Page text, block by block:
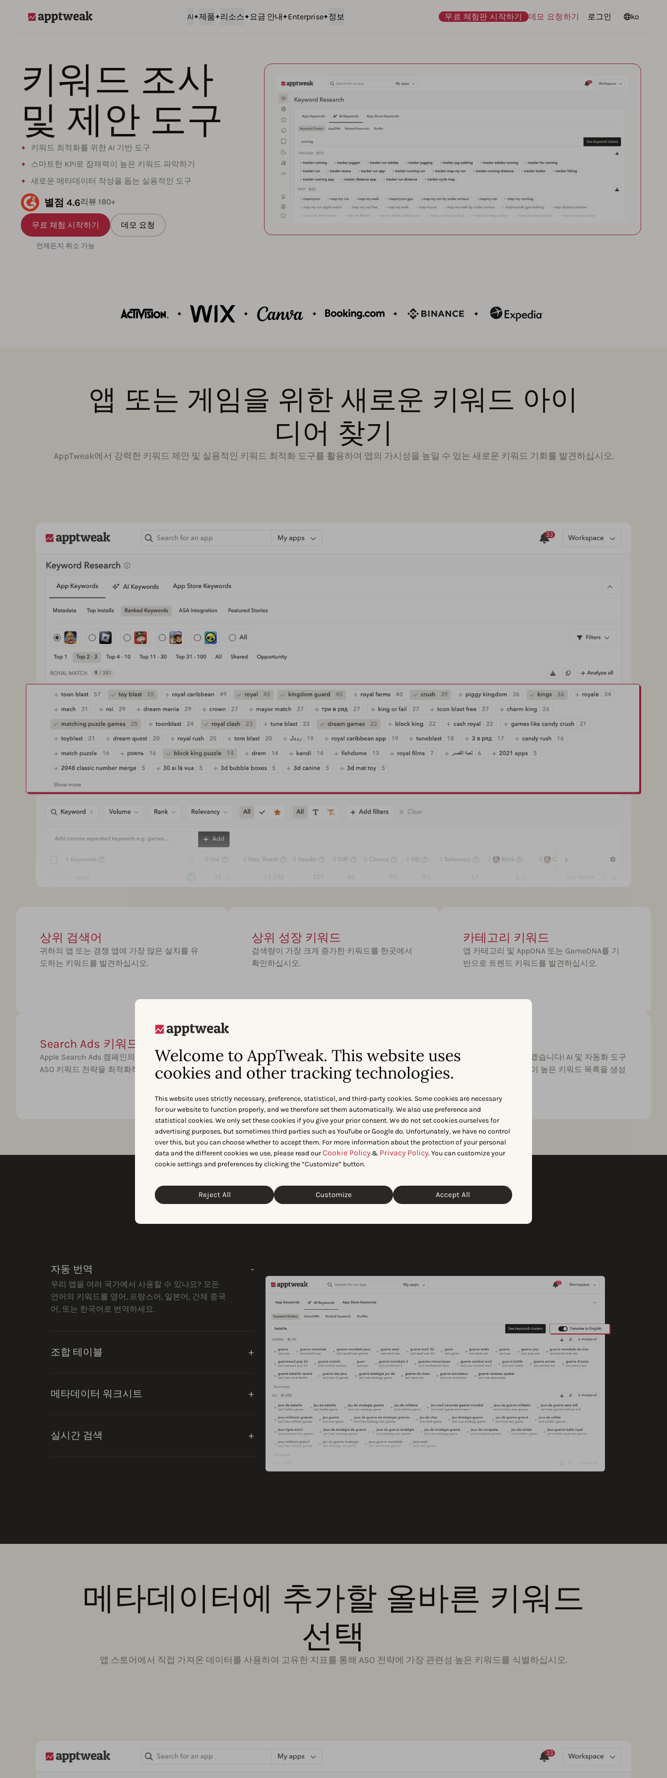
Welcome to AppTweak. This website uses
cookies and other tracking technologies.
This website uses strictly necessary, preference, statistical, and third-party cookies. Some cookies are necessary
for our website to function properly, and we therefore set them automatically. We also use preference and
statistical cookies. We only set these cookies if you give your prior consent. We do not set cookies ourselves for
advertising purposes, but sometimes third parties such as YouTube or Google do. Unfortunately, we have no control
over this, but you can choose whether to accept them. For more information about the protection of your personal
data and the different cookies we use, please read ourCookie Policy & Privacy Policy. You can customize your
cookie settings and preferences by clicking the “Customize” button.
Reject All Customize Accept All
AI 제품 리소스 요금 안내 Enterprise 정보 무료 체험판 시작하기 데모 요청하기 로그인 언어
ko
키워드 조사
및 제안 도구
키워드 최적화를 위한 AI 기반 도구
스마트한 KPI로 잠재력이 높은 키워드 파악하기
새로운 메타데이터 작성을 돕는 실용적인 도구
별점 4.6리뷰 180+
무료 체험 시작하기
언제든지 취소 가능
데모 요청
앱 또는 게임을 위한 새로운 키워드 아이
디어 찾기
AppTweak에서 강력한 키워드 제안 및 실용적인 키워드 최적화 도구를 활용하여 앱의 가시성을 높일 수 있는 새로운 키워드 기회를 발견하십시오.
상위 검색어
귀하의 앱 또는 경쟁 앱에 가장 많은 설치를 유
도하는 키워드를 발견하십시오.
상위 성장 키워드
검색량이 가장 크게 증가한 키워드를 한곳에서
확인하십시오.
카테고리 키워드
앱 카테고리 및 AppDNA 또는 GameDNA를 기
반으로 트렌드 키워드를 발견하십시오.
Search Ads 키워드
Apple Search Ads 캠페인의 키워드를 활용하여
ASO 키워드 전략을 최적화하십시오.
Atlas AI를 기반으로 앱 스토어 의미론적 관계를
활용하여 새로운 키워드 기회를 발견하십시오.
저희가 대신 해드리겠습니다! AI 및 자동화 도구
를 활용하여 가능성이 높은 키워드 목록을 생성
키워드 조사를 간소화하는 도구
자동 번역
우리 앱을 여러 국가에서 사용할 수 있나요? 모든
언어의 키워드를 영어, 프랑스어, 일본어, 간체 중국
어, 또는 한국어로 번역하세요.
조합 테이블
메타데이터 워크시트
실시간 검색
메타데이터에 추가할 올바른 키워드
선택
앱 스토어에서 직접 가져온 데이터를 사용하여 고유한 지표를 통해 ASO 전략에 가장 관련성 높은 키워드를 식별하십시오.